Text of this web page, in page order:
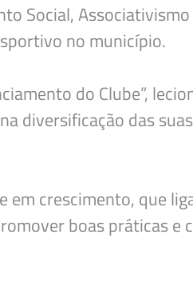
Social,
no município.
do Clube”,
diversificação das
em crescimento, que
boas práticas e